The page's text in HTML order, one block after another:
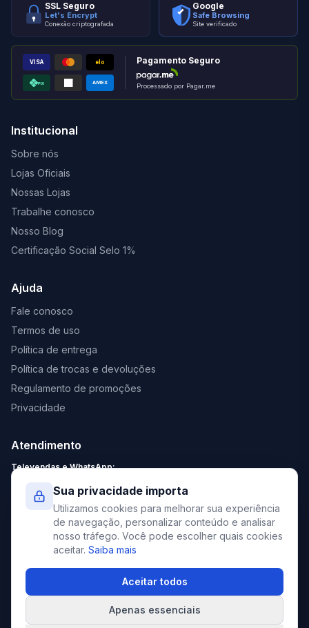
SSL Seguro
Let's Encrypt
Conexão criptografada
Google
Safe Browsing
Site verificado
VISA elo
PIX AMEX
Pagamento Seguro
Processado por Pagar.me
Institucional
Sobre nós
Lojas Oficiais
Nossas Lojas
Trabalhe conosco
Nosso Blog
Certificação Social Selo 1%
Ajuda
Fale conosco
Termos de uso
Política de entrega
Política de trocas e devoluções
Regulamento de promoções
Privacidade
Atendimento
Televendas e WhatsApp:
Sábado: 9:00 - 13:00
contato@elevato.com.br
+55 51 4042-9413
Sua privacidade importa
Utilizamos cookies para melhorar sua experiência
de navegação, personalizar conteúdo e analisar
nosso tráfego. Você pode escolher quais cookies
aceitar. Saiba mais
Aceitar todos
Apenas essenciais